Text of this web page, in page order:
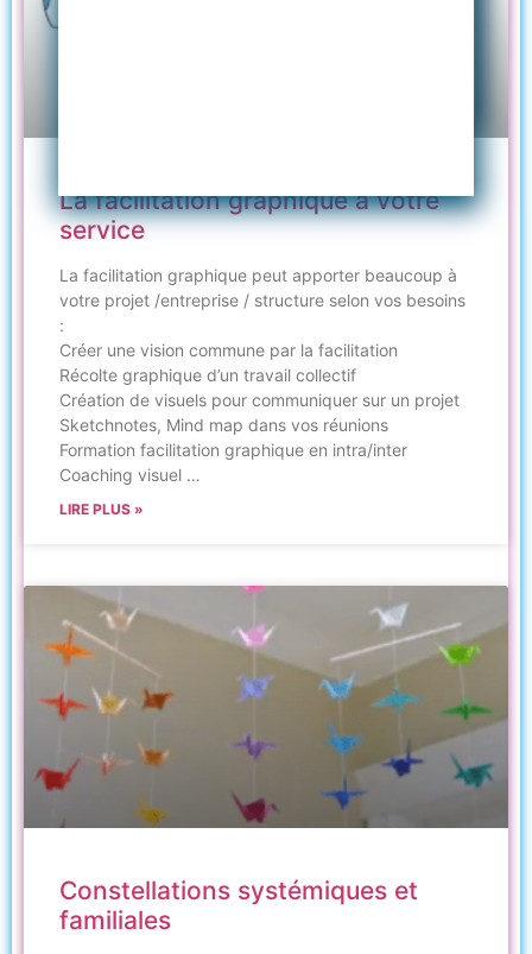
La facilitation graphique à votre
service
La facilitation graphique peut apporter beaucoup à
votre projet /entreprise / structure selon vos besoins
:
Créer une vision commune par la facilitation
Récolte graphique d’un travail collectif
Création de visuels pour communiquer sur un projet
Sketchnotes, Mind map dans vos réunions
Formation facilitation graphique en intra/inter
Coaching visuel …
LIRE PLUS »
Constellations systémiques et
familiales